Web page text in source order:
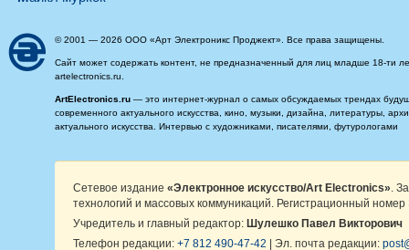
© 2001 — 2026 ООО «Арт Электроникс Проджект». Все права защищены.
Сайт может содержать контент, не предназначенный для лиц младше 18-ти
artelectronics.ru.
ArtElectronics.ru — это интернет-журнал о самых обсуждаемых трендах
современного актуального искусства, кино, музыки, дизайна, литературы,
актуального искусства. Интервью с художниками, писателями, футурологами
Сетевое издание «Электронное искусство/Art Electronics» .
технологий и массовых коммуникаций. Регистрационный
Учредитель и главный редактор: Шулешко Павел Викторович
Телефон редакции: +7 812 490-47-42 | Эл. почта редакции: